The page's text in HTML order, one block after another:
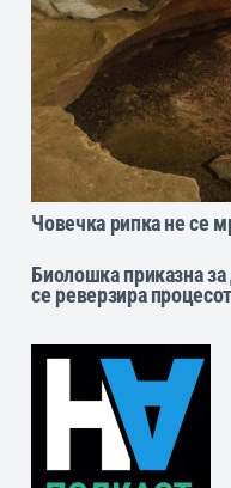
Човечка рипка не се
Биолошка приказна
се реверзира